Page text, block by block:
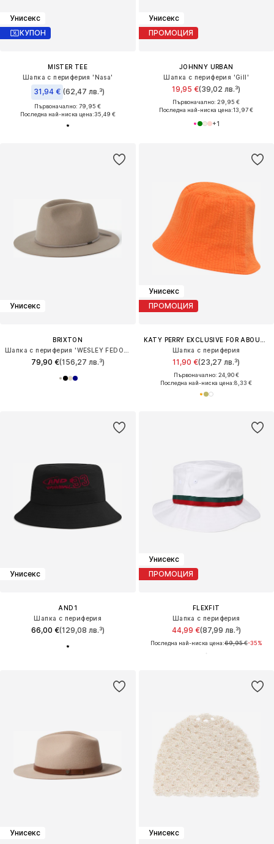
Унисекс
КУПОН
MISTER TEE
Шапка с периферия 'Nasa'
31,94 € (62,47 лв.³)
Първоначално: 79,95 €
Последна най-ниска цена:35,49 €
Унисекс
ПРОМОЦИЯ
JOHNNY URBAN
Шапка с периферия 'Gill'
19,95 €(39,02 лв.³)
Първоначално: 29,95 €
Последна най-ниска цена:13,97 €
+1
Унисекс
BRIXTON
79,90 €(156,27 лв.³)
Унисекс
ПРОМОЦИЯ
Шапка с периферия
11,90 €(23,27 лв.³)
Първоначално: 24,90 €
Последна най-ниска цена:8,33 €
Унисекс
AND1
Шапка с периферия
66,00 €(129,08 лв.³)
Унисекс
ПРОМОЦИЯ
FLEXFIT
Шапка с периферия
44,99 €(87,99 лв.³)
Последна най-ниска цена:69,95 €-35%
Унисекс Унисекс